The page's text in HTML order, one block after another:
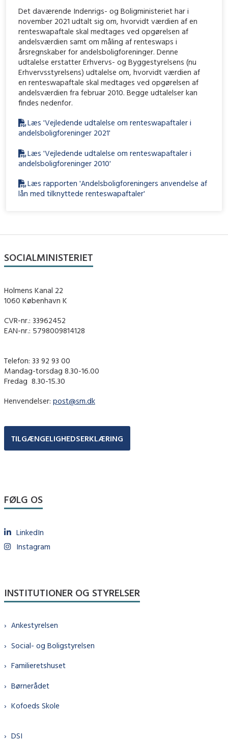
Det daværende Indenrigs- og Boligministeriet har i
november 2021 udtalt sig om, hvorvidt værdien af en
renteswapaftale skal medtages ved opgørelsen af
andelsværdien samt om måling af renteswaps i
årsregnskaber for andelsboligforeninger. Denne
udtalelse erstatter Erhvervs- og Byggestyrelsens (nu
Erhvervsstyrelsens) udtalelse om, hvorvidt værdien af
en renteswapaftale skal medtages ved opgørelsen af
andelsværdien fra februar 2010. Begge udtalelser kan
findes nedenfor.
Læs 'Vejledende udtalelse om renteswapaftaler i
andelsboligforeninger 2021'
Læs 'Vejledende udtalelse om renteswapaftaler i
andelsboligforeninger 2010'
Læs rapporten 'Andelsboligforeningers anvendelse af
lån med tilknyttede renteswapaftaler'
SOCIALMINISTERIET
Holmens Kanal 22
1060 København K
CVR-nr.: 33962452
EAN-nr.: 5798009814128
Telefon: 33 92 93 00
Mandag-torsdag 8.30-16.00
Fredag ​ 8.30-15.30
Henvendelser: post@sm.dk
TILGÆNGELIGHEDSERKLÆRING
FØLG OS
LinkedIn
Instagram
INSTITUTIONER OG STYRELSER
Ankestyrelsen
Social- og Boligstyrelsen
Familieretshuset
Børnerådet
Kofoeds Skole
DSI